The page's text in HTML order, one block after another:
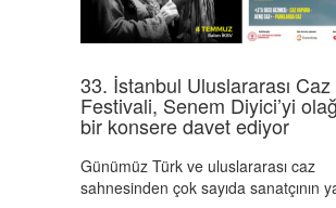
33. İstanbul Uluslararası Caz
Festivali, Senem Diyici’yi
bir konsere davet ediyor
Günümüz Türk ve uluslararası caz
sahnesinden çok sayıda sanatçının